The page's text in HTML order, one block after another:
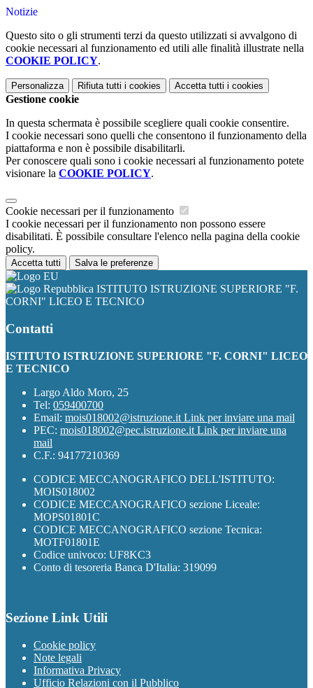
Notizie
Questo sito o gli strumenti terzi da questo utilizzati si avvalgono di
cookie necessari al funzionamento ed utili alle finalità illustrate nella
COOKIE POLICY.
Personalizza Rifiuta tutti i cookies Accetta tutti i cookies
Gestione cookie
In questa schermata è possibile scegliere quali cookie consentire.
I cookie necessari sono quelli che consentono il funzionamento della
piattaforma e non è possibile disabilitarli.
Per conoscere quali sono i cookie necessari al funzionamento potete
visionare la COOKIE POLICY.
Cookie necessari per il funzionamento
I cookie necessari per il funzionamento non possono essere
disabilitati. È possibile consultare l'elenco nella pagina della cookie
policy.
Accetta tutti Salva le preferenze
ISTITUTO ISTRUZIONE SUPERIORE "F.
CORNI" LICEO E TECNICO
Contatti
ISTITUTO ISTRUZIONE SUPERIORE "F. CORNI" LICEO
E TECNICO
Largo Aldo Moro, 25
Tel: 059400700
Email: mois018002@istruzione.it Link per inviare una mail
PEC: mois018002@pec.istruzione.it Link per inviare una
mail
C.F.: 94177210369
CODICE MECCANOGRAFICO DELL'ISTITUTO:
MOIS018002
CODICE MECCANOGRAFICO sezione Liceale:
MOPS01801C
CODICE MECCANOGRAFICO sezione Tecnica:
MOTF01801E
Codice univoco: UF8KC3
Conto di tesoreria Banca D'Italia: 319099
Sezione Link Utili
Cookie policy
Note legali
Informativa Privacy
Ufficio Relazioni con il Pubblico